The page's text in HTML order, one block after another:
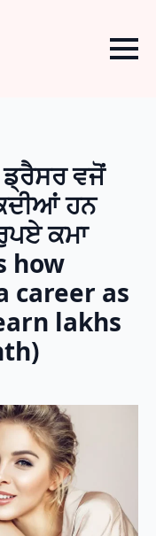
ਵਜੋਂ
ਹਨ
ਕਮਾ
how
career as
lakhs